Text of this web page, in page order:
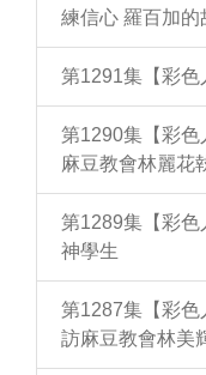
練信心 羅百加的
第1291集【彩色
第1290集【彩色
麻豆教會林麗花
第1289集【彩色
神學生
第1287集【彩色
訪麻豆教會林美